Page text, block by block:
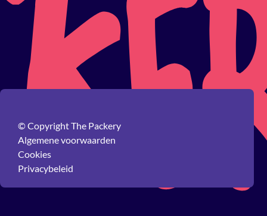
© Copyright The Packery
Algemene voorwaarden
Cookies
Privacybeleid